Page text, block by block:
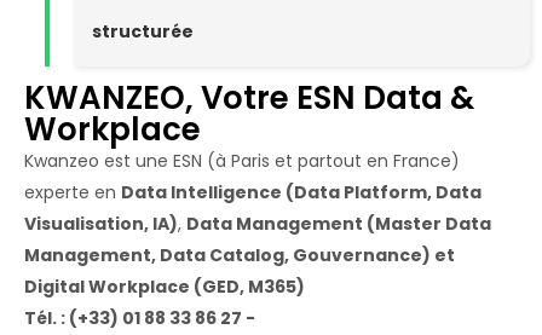
structurée
KWANZEO, Votre ESN Data &
Workplace
Kwanzeo est une ESN (à Paris et partout en France)
experte en Data Intelligence (Data Platform, Data
Visualisation, IA), Data Management (Master Data
Management, Data Catalog, Gouvernance) et
Digital Workplace (GED, M365)
Tél. : (+33) 01 88 33 86 27 -